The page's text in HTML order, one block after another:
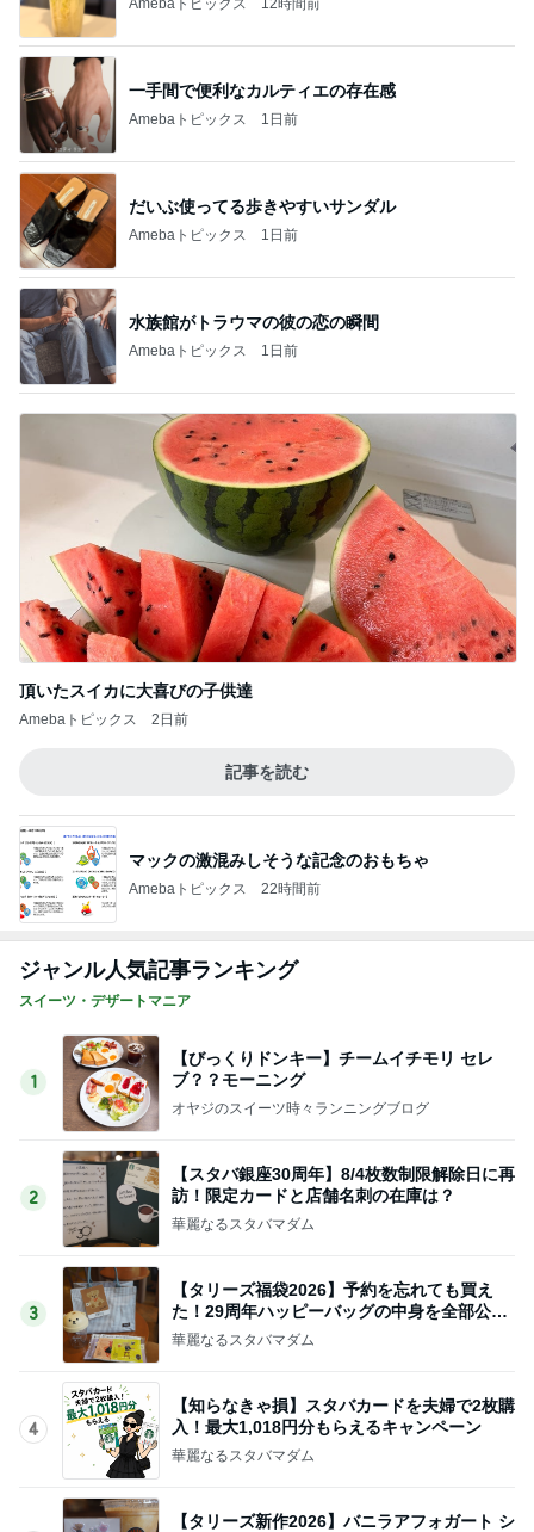
一手間で便利なカルティエの存在感
Amebaトピックス 1日前
だいぶ使ってる歩きやすいサンダル
Amebaトピックス 1日前
水族館がトラウマの彼の恋の瞬間
Amebaトピックス 1日前
頂いたスイカに大喜びの子供達
Amebaトピックス 2日前
記事を読む
マックの激混みしそうな記念のおもちゃ
Amebaトピックス 22時間前
ジャンル人気記事ランキング
スイーツ・デザートマニア
1
【びっくりドンキー】チームイチモリ セレ
ブ？？モーニング
オヤジのスイーツ時々ランニングブログ
2
【スタバ銀座30周年】8/4枚数制限解除日に再
訪！限定カードと店舗名刺の在庫は？
華麗なるスタバマダム
3
【タリーズ福袋2026】予約を忘れても買え
た！29周年ハッピーバッグの中身を全部公開
8/5～
華麗なるスタバマダム
4
【知らなきゃ損】スタバカードを夫婦で2枚購
入！最大1,018円分もらえるキャンペーン
華麗なるスタバマダム
【タリーズ新作2026】バニラアフォガート シ